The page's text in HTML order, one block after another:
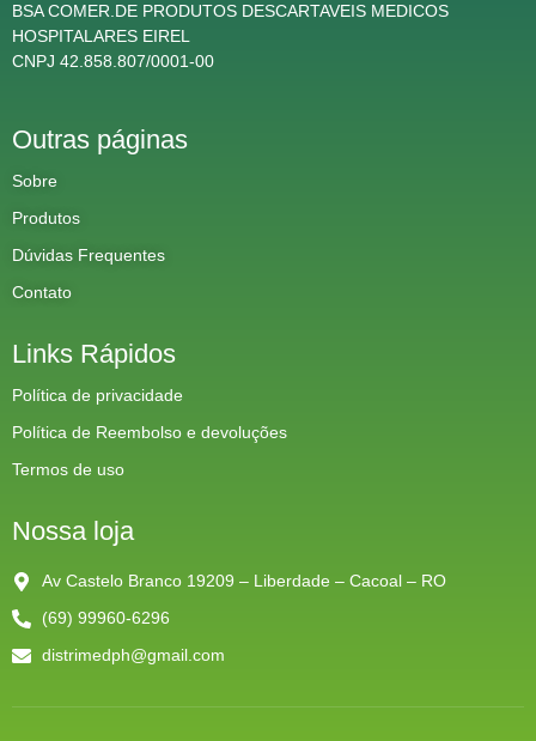
BSA COMER.DE PRODUTOS DESCARTAVEIS MEDICOS
HOSPITALARES EIREL
CNPJ 42.858.807/0001-00
Outras páginas
Sobre
Produtos
Dúvidas Frequentes
Contato
Links Rápidos
Política de privacidade
Política de Reembolso e devoluções
Termos de uso
Nossa loja
Av Castelo Branco 19209 – Liberdade – Cacoal – RO
(69) 99960-6296
distrimedph@gmail.com